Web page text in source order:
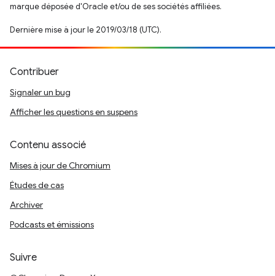
marque déposée d'Oracle et/ou de ses sociétés affiliées.
Dernière mise à jour le 2019/03/18 (UTC).
Contribuer
Signaler un bug
Afficher les questions en suspens
Contenu associé
Mises à jour de Chromium
Études de cas
Archiver
Podcasts et émissions
Suivre